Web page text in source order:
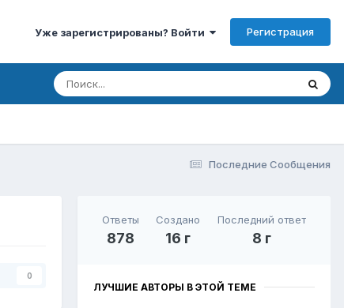
Уже зарегистрированы? Войти Регистрация
Последние Сообщения
0
Ответы
878
Создано
16 г
Последний ответ
8 г
ЛУЧШИЕ АВТОРЫ В ЭТОЙ ТЕМЕ